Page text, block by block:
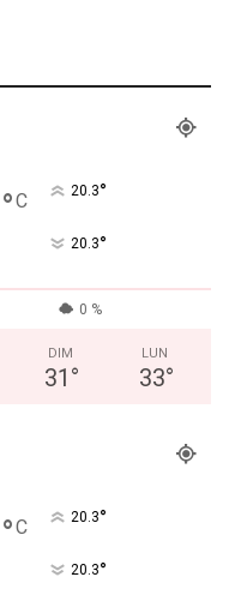
°C 20.3°
20.3°
0 %
DIM
31 °
LUN
33°
°C 20.3°
20.3°